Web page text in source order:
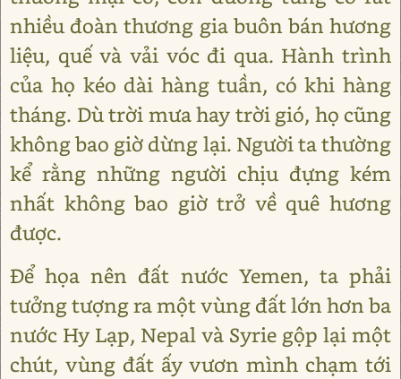
nhiều đoàn thương gia buôn bán hương
liệu, quế và vải vóc đi qua. Hành trình
của họ kéo dài hàng tuần, có khi hàng
tháng. Dù trời mưa hay trời gió, họ cũng
không bao giờ dừng lại. Người ta thường
kể rằng những người chịu đựng kém
nhất không bao giờ trở về quê hương
được.
Để họa nên đất nước Yemen, ta phải
tưởng tượng ra một vùng đất lớn hơn ba
nước Hy Lạp, Nepal và Syrie gộp lại một
chút, vùng đất ấy vươn mình chạm tới